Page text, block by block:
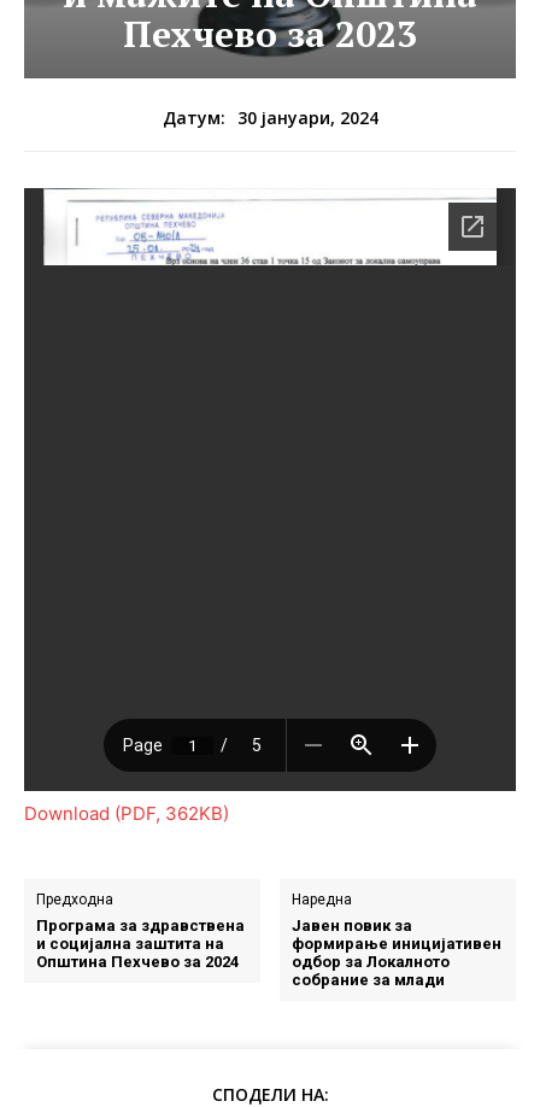
Пехчево за 2023
Датум: 30 јануари, 2024
Download (PDF, 362KB)
Предходна
Програма за здравствена
и социјална заштита на
Општина Пехчево за 2024
Наредна
Јавен повик за
формирање иницијативен
одбор за Локалното
собрание за млади
СПОДЕЛИ НА: